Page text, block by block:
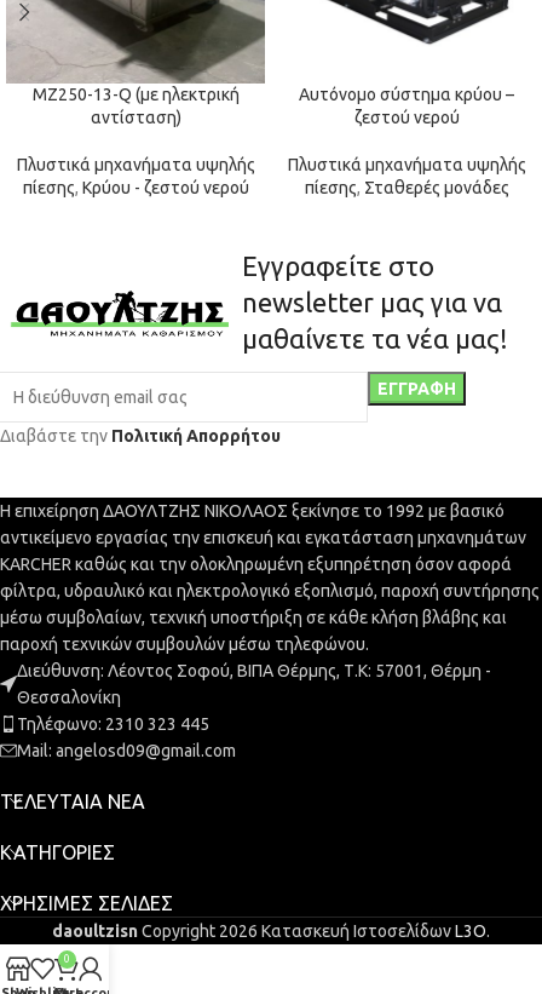
MZ250-13-Q (με ηλεκτρική
αντίσταση)
Πλυστικά μηχανήματα υψηλής
πίεσης, Κρύου - ζεστού νερού
Αυτόνομο σύστημα κρύου –
ζεστού νερού
Πλυστικά μηχανήματα υψηλής
πίεσης, Σταθερές μονάδες
Εγγραφείτε στο
newsletter μας για να
μαθαίνετε τα νέα μας!
Διαβάστε την Πολιτική Απορρήτου
Η επιχείρηση ΔΑΟΥΛΤΖΗΣ ΝΙΚΟΛΑΟΣ ξεκίνησε το 1992 με βασικό
αντικείμενο εργασίας την επισκευή και εγκατάσταση μηχανημάτων
KARCHER καθώς και την ολοκληρωμένη εξυπηρέτηση όσον αφορά
φίλτρα, υδραυλικό και ηλεκτρολογικό εξοπλισμό, παροχή συντήρησης
μέσω συμβολαίων, τεχνική υποστήριξη σε κάθε κλήση βλάβης και
παροχή τεχνικών συμβουλών μέσω τηλεφώνου.
Διεύθυνση: Λέοντος Σοφού, ΒΙΠΑ Θέρμης, Τ.Κ: 57001, Θέρμη -
Θεσσαλονίκη
Τηλέφωνο: 2310 323 445
Mail: angelosd09@gmail.com
ΤΕΛΕΥΤΑΊΑ ΝΈΑ
ΚΑΤΗΓΟΡΊΕΣ
ΧΡΉΣΙΜΕΣ ΣΕΛΊΔΕΣ
daoultzisnCopyright 2026 Κατασκευή ΙστοσελίδωνL3O.
0